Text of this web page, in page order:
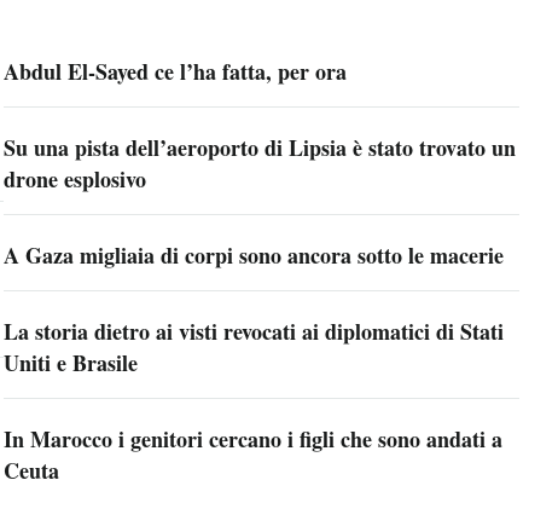
Abdul El-Sayed ce l’ha fatta, per ora
Su una pista dell’aeroporto di Lipsia è stato trovato un
drone esplosivo
A Gaza migliaia di corpi sono ancora sotto le macerie
La storia dietro ai visti revocati ai diplomatici di Stati
Uniti e Brasile
In Marocco i genitori cercano i figli che sono andati a
Ceuta